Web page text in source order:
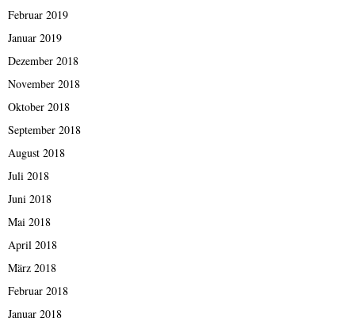
Februar 2019
Januar 2019
Dezember 2018
November 2018
Oktober 2018
September 2018
August 2018
Juli 2018
Juni 2018
Mai 2018
April 2018
März 2018
Februar 2018
Januar 2018